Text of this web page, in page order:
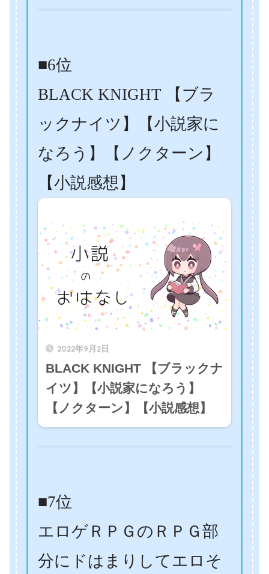
■6位
BLACK KNIGHT 【ブラ
ックナイツ】【小説家に
なろう】【ノクターン】
【小説感想】
2022年9月2日
BLACK KNIGHT 【ブラックナ
イツ】【小説家になろう】
【ノクターン】【小説感想】
■7位
エロゲＲＰＧのＲＰＧ部
分にドはまりしてエロそ